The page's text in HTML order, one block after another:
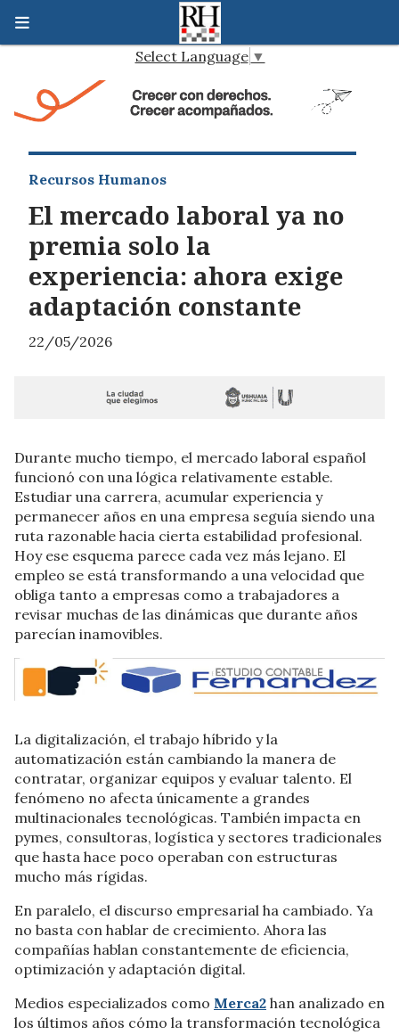
Select Language ▼
El mercado laboral ya no
premia solo la
experiencia: ahora exige
adaptación constante
Recursos Humanos
22/05/2026
Durante mucho tiempo, el mercado laboral español
funcionó con una lógica relativamente estable.
Estudiar una carrera, acumular experiencia y
permanecer años en una empresa seguía siendo una
ruta razonable hacia cierta estabilidad profesional.
Hoy ese esquema parece cada vez más lejano. El
empleo se está transformando a una velocidad que
obliga tanto a empresas como a trabajadores a
revisar muchas de las dinámicas que durante años
parecían inamovibles.
La digitalización, el trabajo híbrido y la
automatización están cambiando la manera de
contratar, organizar equipos y evaluar talento. El
fenómeno no afecta únicamente a grandes
multinacionales tecnológicas. También impacta en
pymes, consultoras, logística y sectores tradicionales
que hasta hace poco operaban con estructuras
mucho más rígidas.
En paralelo, el discurso empresarial ha cambiado. Ya
no basta con hablar de crecimiento. Ahora las
compañías hablan constantemente de eficiencia,
optimización y adaptación digital.
Medios especializados como Merca2 han analizado en
los últimos años cómo la transformación tecnológica